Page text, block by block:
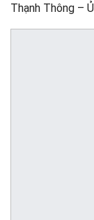
Thạnh Thông –